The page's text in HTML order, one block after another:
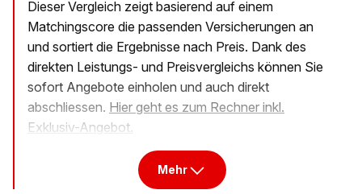
Dieser Vergleich zeigt basierend auf einem
Matchingscore die passenden Versicherungen an
und sortiert die Ergebnisse nach Preis. Dank des
direkten Leistungs- und Preisvergleichs können Sie
sofort Angebote einholen und auch direkt
abschliessen. Hier geht es zum Rechner inkl.
Exklusiv-Angebot.
Mehr